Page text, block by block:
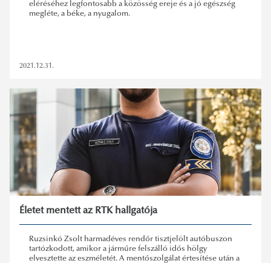
eléréséhez legfontosabb a közösség ereje és a jó egészség
megléte, a béke, a nyugalom.
2021.12.31.
Életet mentett az RTK hallgatója
Ruzsinkó Zsolt harmadéves rendőr tisztjelölt autóbuszon
tartózkodott, amikor a járműre felszálló idős hölgy
elvesztette az eszméletét. A mentőszolgálat értesítése után a